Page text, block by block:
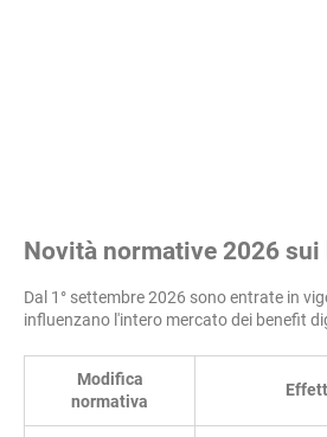
Novità normative 2026
Dal 1° settembre 2026 sono entrate in
influenzano l'intero mercato dei benefit
Modifica
normativa